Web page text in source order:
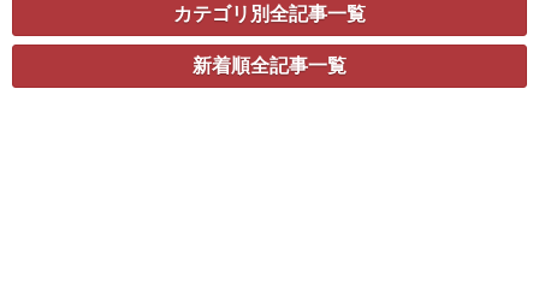
カテゴリ別全記事一覧
新着順全記事一覧